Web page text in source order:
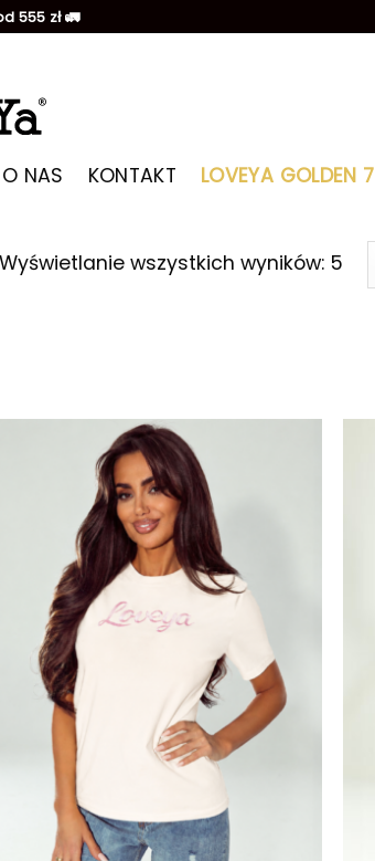
555 zł 🚛
O NAS KONTAKT LOVEYA GOLDEN 7
Wyświetlanie wszystkich wyników: 5